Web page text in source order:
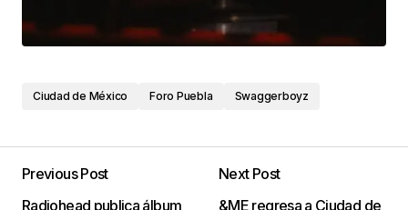
Ciudad de México Foro Puebla Swaggerboyz
Previous Post
Radiohead publica álbum
Next Post
&ME regresa a Ciudad de